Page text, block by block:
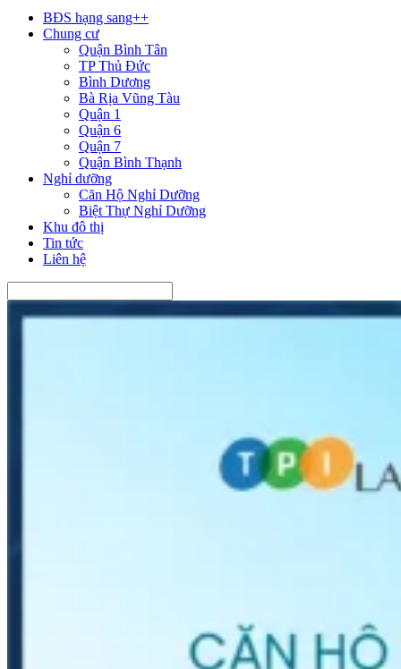
BĐS hạng sang++
Chung cư
Quận Bình Tân
TP Thủ Đức
Bình Dương
Bà Rịa Vũng Tàu
Quận 1
Quận 6
Quận 7
Quận Bình Thạnh
Nghỉ dưỡng
Căn Hộ Nghỉ Dưỡng
Biệt Thự Nghỉ Dưỡng
Khu đô thị
Tin tức
Liên hệ